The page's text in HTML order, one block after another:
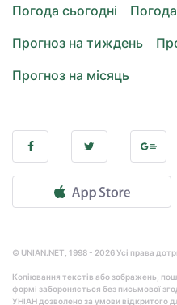
Погода сьогодні
Прогноз на тиждень
Прогноз на місяць
© UNIAN.NET, 1998 - 2026 Усі права
Копіювання текстів або зображень,
формі забороняється без письмової
УНІАН дозволено за умови відкритого